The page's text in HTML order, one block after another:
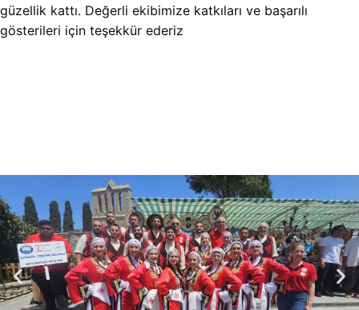
güzellik kattı. Değerli ekibimize katkıları ve başarılı
gösterileri için teşekkür ederiz